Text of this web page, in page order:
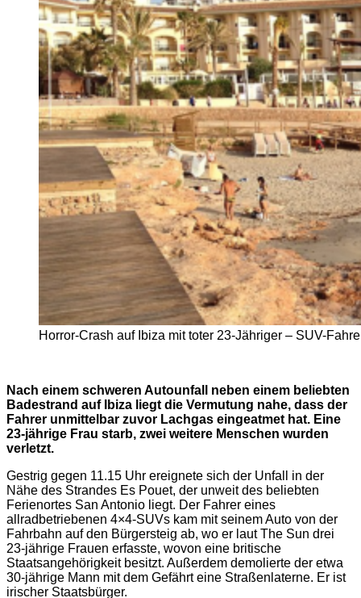
Horror-Crash auf Ibiza mit toter 23-Jähriger – SUV-
Nach einem schweren Autounfall neben einem beliebten
Badestrand auf Ibiza liegt die Vermutung nahe, dass der
Fahrer unmittelbar zuvor Lachgas eingeatmet hat. Eine
23-jährige Frau starb, zwei weitere Menschen wurden
verletzt.
Gestrig gegen 11.15 Uhr ereignete sich der Unfall in der
Nähe des Strandes Es Pouet, der unweit des beliebten
Ferienortes San Antonio liegt. Der Fahrer eines
allradbetriebenen 4×4-SUVs kam mit seinem Auto von der
Fahrbahn auf den Bürgersteig ab, wo er laut The Sun drei
23-jährige Frauen erfasste, wovon eine britische
Staatsangehörigkeit besitzt. Außerdem demolierte der etwa
30-jährige Mann mit dem Gefährt eine Straßenlaterne. Er ist
irischer Staatsbürger.